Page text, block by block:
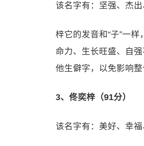
该名字有：坚强、杰
梓它的发音和“子”一
命力、生长旺盛、自
他生僻字，以免影响
3、佟奕梓（91分）
该名字有：美好、幸